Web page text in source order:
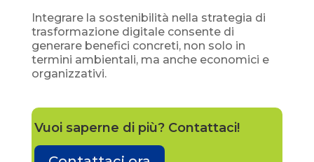
Integrare la sostenibilità nella strategia di
trasformazione digitale consente di
generare benefici concreti, non solo in
termini ambientali, ma anche economici e
organizzativi.
Vuoi saperne di più? Contattaci!